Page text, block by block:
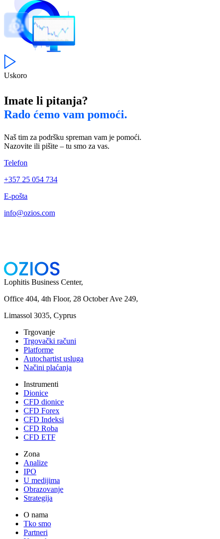
Uskoro
Imate li pitanja?
Rado ćemo vam pomoći.
Naš tim za podršku spreman vam je pomoći.
Nazovite ili pišite – tu smo za vas.
Telefon
+357 25 054 734
E-pošta
info@ozios.com
Lophitis Business Center,
Office 404, 4th Floor, 28 October Ave 249,
Limassol 3035, Cyprus
Trgovanje
Trgovački računi
Platforme
Autochartist usluga
Načini plaćanja
Instrumenti
Dionice
CFD dionice
CFD Forex
CFD Indeksi
CFD Roba
CFD ETF
Zona
Analize
IPO
U medijima
Obrazovanje
Strategija
O nama
Tko smo
Partneri